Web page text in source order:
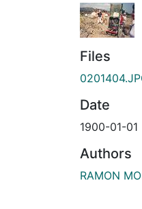
Files
Date
1900-01-01
Authors
RAMON